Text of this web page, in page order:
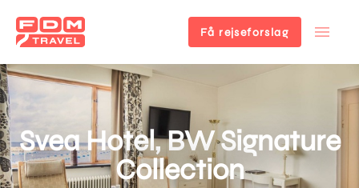
Gå
til
hovedindhold
Få rejseforslag
Svea Hotel, BW Signature
Collection